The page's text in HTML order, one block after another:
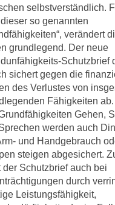
selbstverständlich.
so genannten
verändert
grundlegend. Der neue
Schutzbrief
sichert gegen die
des Verlustes von
Fähigkeiten
Gehen,
werden auch
und Handgebrauch
steigen abgesichert.
der Schutzbrief auch bei
durch
Leistungsfähigkeit,